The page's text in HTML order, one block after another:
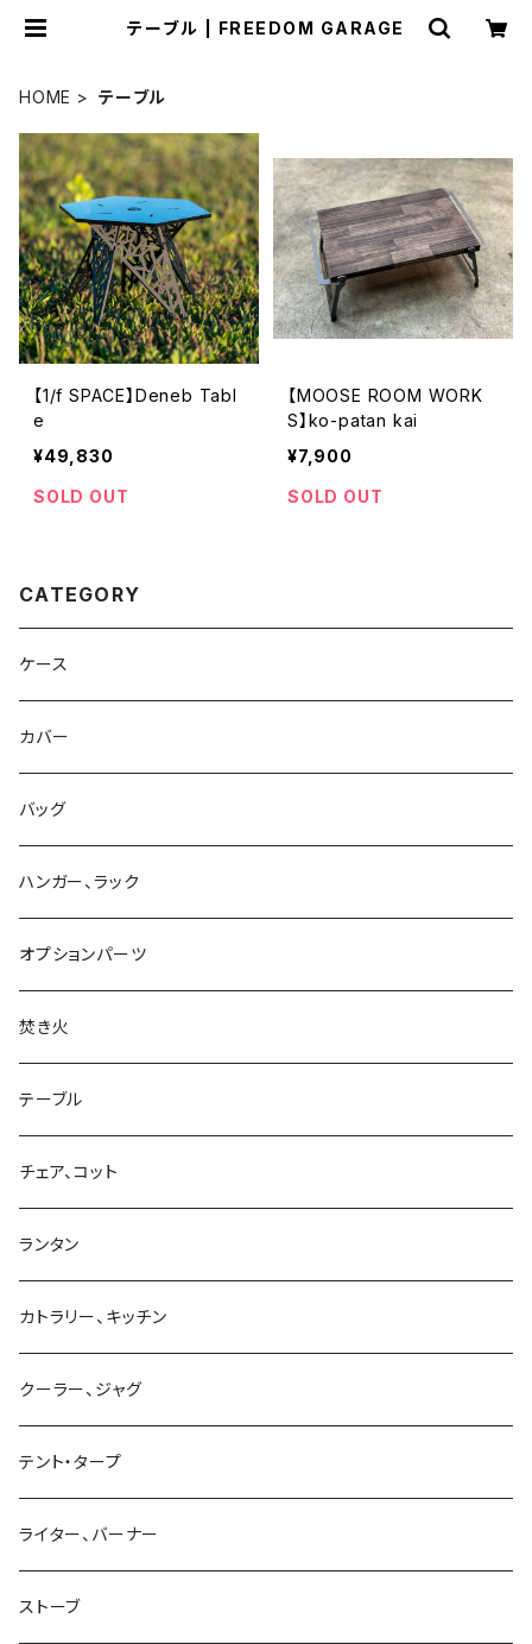
テーブル | FREEDOM GARAGE
HOME テーブル
【1/f SPACE】Deneb Tabl
e
¥49,830
SOLD OUT
【MOOSE ROOM WORK
S】ko-patan kai
¥7,900
SOLD OUT
CATEGORY
ケース
カバー
バッグ
ハンガー、ラック
オプションパーツ
焚き火
テーブル
チェア、コット
ランタン
カトラリー、キッチン
クーラー、ジャグ
テント・タープ
ライター、バーナー
ストーブ